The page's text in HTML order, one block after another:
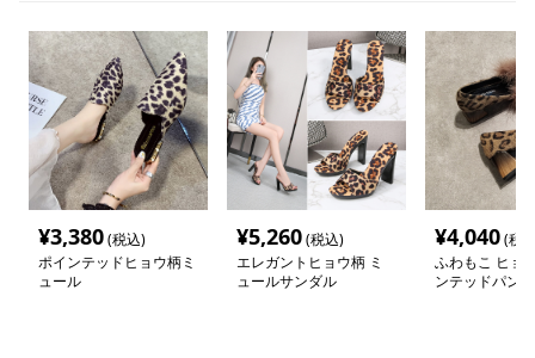
¥3,380(税込)
ポインテッドヒョウ柄ミ
ュール
¥5,260(税込)
エレガントヒョウ柄 ミ
ュールサンダル
¥4,040(税
ふわもこ ヒョ
ンテッドパン